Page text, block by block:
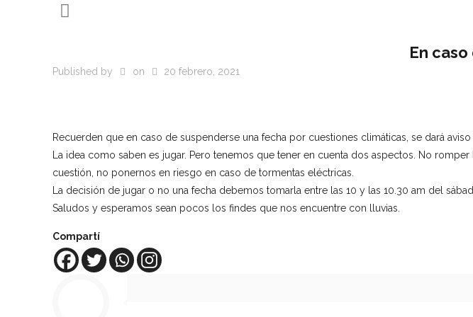
En
Published by on 20 febrero, 2021
Recuerden que en caso de suspenderse una fecha por cuestiones climáticas, se dará
La idea como saben es jugar. Pero tenemos que tener en cuenta dos aspectos. No
cuestión, no ponernos en riesgo en caso de tormentas eléctricas.
La decisión de jugar o no una fecha debemos tomarla entre las 10 y las 10.30 am del
Saludos y esperamos sean pocos los findes que nos encuentre con lluvias.
Compartí